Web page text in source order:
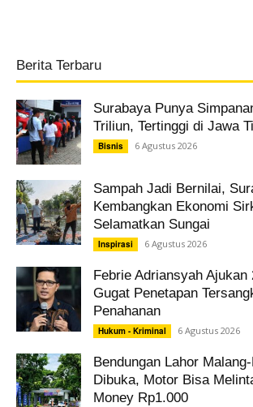
Berita Terbaru
Surabaya Punya
Triliun, Tertinggi di Jawa
Bisnis 6 Agustus 2026
Sampah Jadi Bernilai,
Kembangkan Ekonomi
Selamatkan Sungai
Inspirasi 6 Agustus 2026
Febrie Adriansyah Ajukan
Gugat Penetapan
Penahanan
Hukum - Kriminal 6 Agustus 2026
Bendungan Lahor
Dibuka, Motor Bisa
Money Rp1.000